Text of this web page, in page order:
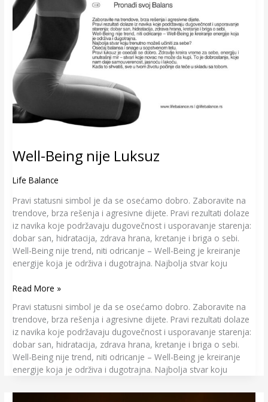
Well-Being nije Luksuz
Life Balance
Pravi statusni simbol je da se osećamo dobro. Zaboravite na
trendove, brza rešenja i agresivne dijete. Pravi rezultati dolaze
iz navika koje podržavaju dugovečnost i usporavanje starenja:
dobar san, hidratacija, zdrava hrana, kretanje i briga o sebi.
Well-Being nije trend, niti odricanje – Well-Being je kreiranje
energije koja je održiva i dugotrajna. Najbolja stvar koju
Read More »
Pravi statusni simbol je da se osećamo dobro. Zaboravite na
trendove, brza rešenja i agresivne dijete. Pravi rezultati dolaze
iz navika koje podržavaju dugovečnost i usporavanje starenja:
dobar san, hidratacija, zdrava hrana, kretanje i briga o sebi.
Well-Being nije trend, niti odricanje – Well-Being je kreiranje
energije koja je održiva i dugotrajna. Najbolja stvar koju